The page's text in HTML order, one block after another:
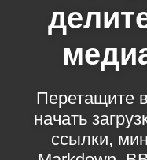
Перетащите
начать
ссылки,